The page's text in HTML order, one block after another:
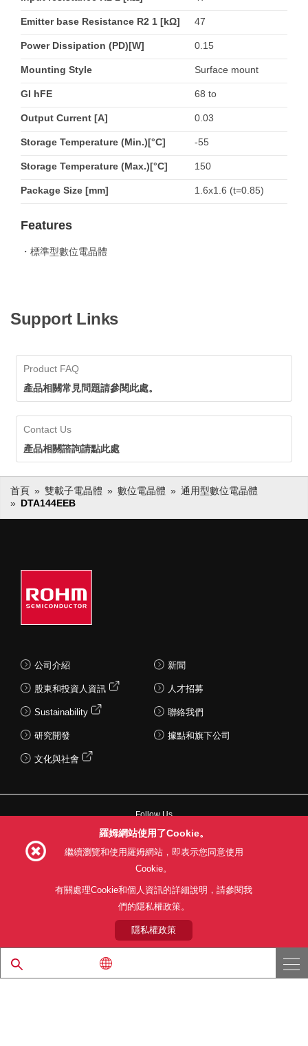
Emitter base Resistance R2 1 [kΩ] 47
Power Dissipation (PD)[W] 0.15
Mounting Style Surface mount
GI hFE 68 to
Output Current [A] 0.03
Storage Temperature (Min.)[°C] -55
Storage Temperature (Max.)[°C] 150
Package Size [mm] 1.6x1.6 (t=0.85)
Features
・標準型數位電晶體
Support Links
Product FAQ
產品相關常見問題請參閱此處。
Contact Us
產品相關諮詢請點此處
首頁 雙載子電晶體 數位電晶體
通用型數位電晶體
DTA144EEB
公司介紹
股東和投資人資訊
Sustainability
研究開發
文化與社會
新聞
人才招募
聯絡我們
據點和旗下公司
Follow Us
網站使用條款 利用目的 隱私權政策
網站地圖
關於本公司產品銷售之標準條款(PDF)
© 1997 - 2026 ROHM CO., LTD. ALL RIGHTS RESERVED.
羅姆網站使用了Cookie。
繼續瀏覽和使用羅姆網站，即表示您同意使用
Cookie。
有關處理Cookie和個人資訊的詳細說明，請參閱我
們的隱私權政策。
隱私權政策